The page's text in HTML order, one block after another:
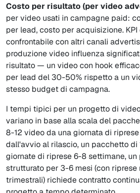
Costo per risultato (per video
per video usati in campagne paid:
per lead, costo per acquisizione.
confrontabile con altri canali
produzione video influenza
risultato — un video con hook
per lead del 30-50% rispetto a un
stesso budget di campagna.
I tempi tipici per un progetto di
variano in base alla scala del
8-12 video da una giornata di
dall'avvio al rilascio, un pacchetto
giornate di riprese 6-8 settimane,
strutturato per 3-6 mesi (con riprese
trimestrali) richiede contratto